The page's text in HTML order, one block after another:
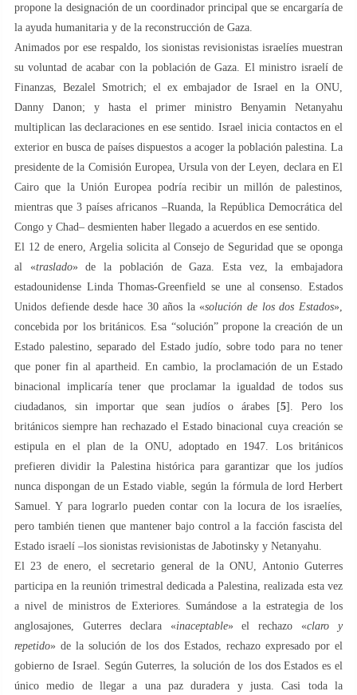
propone la designación de un coordinador principal que se encargaría de
la ayuda humanitaria y de la reconstrucción de Gaza.
Animados por ese respaldo, los sionistas revisionistas israelíes muestran
su voluntad de acabar con la población de Gaza. El ministro israelí de
Finanzas, Bezalel Smotrich; el ex embajador de Israel en la ONU,
Danny Danon; y hasta el primer ministro Benyamin Netanyahu
multiplican las declaraciones en ese sentido. Israel inicia contactos en el
exterior en busca de países dispuestos a acoger la población palestina. La
presidente de la Comisión Europea, Ursula von der Leyen, declara en El
Cairo que la Unión Europea podría recibir un millón de palestinos,
mientras que 3 países africanos –Ruanda, la República Democrática del
Congo y Chad– desmienten haber llegado a acuerdos en ese sentido.
El 12 de enero, Argelia solicita al Consejo de Seguridad que se oponga
al «traslado» de la población de Gaza. Esta vez, la embajadora
estadounidense Linda Thomas-Greenfield se une al consenso. Estados
Unidos defiende desde hace 30 años la «solución de los dos Estados»,
concebida por los británicos. Esa “solución” propone la creación de un
Estado palestino, separado del Estado judío, sobre todo para no tener
que poner fin al apartheid. En cambio, la proclamación de un Estado
binacional implicaría tener que proclamar la igualdad de todos sus
ciudadanos, sin importar que sean judíos o árabes [5]. Pero los
británicos siempre han rechazado el Estado binacional cuya creación se
estipula en el plan de la ONU, adoptado en 1947. Los británicos
prefieren dividir la Palestina histórica para garantizar que los judíos
nunca dispongan de un Estado viable, según la fórmula de lord Herbert
Samuel. Y para lograrlo pueden contar con la locura de los israelíes,
pero también tienen que mantener bajo control a la facción fascista del
Estado israelí –los sionistas revisionistas de Jabotinsky y Netanyahu.
El 23 de enero, el secretario general de la ONU, Antonio Guterres
participa en la reunión trimestral dedicada a Palestina, realizada esta vez
a nivel de ministros de Exteriores. Sumándose a la estrategia de los
anglosajones, Guterres declara «inaceptable» el rechazo «claro y
repetido» de la solución de los dos Estados, rechazo expresado por el
gobierno de Israel. Según Guterres, la solución de los dos Estados es el
único medio de llegar a una paz duradera y justa. Casi toda la